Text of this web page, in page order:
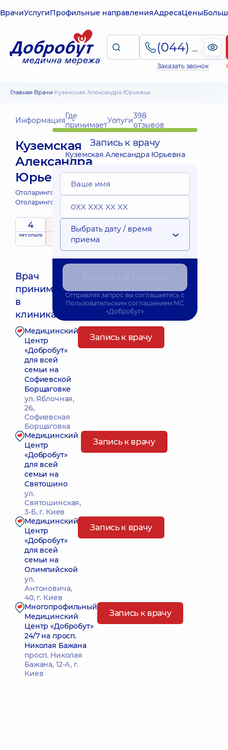
ВрачиУслугиПрофильные направленияАдресаЦены
(044) 495-2-888
Заказать звонок
Главная Врачи Куземская Александра Юрьевна
ИнформацияГде
принимаетУслуги398
отзывов
Куземская
Александра
Юрьевна
Отоларинголог;
Отоларинголог детский;
4
лет опыта
5 / 5
на основе
398 отзывов
Врач
принимает
в
клиниках:
Ближайшее время приема: Завтра о 09:00
Медицинский
Центр
«Добробут»
для всей
семьи на
Софиевской
Борщаговке
ул. Яблочная,
26,
Софиевская
Борщаговка
Запись к врачу
Медицинский
Центр
«Добробут»
для всей
семьи на
Святошино
ул.
Святошинская,
3-Б, г. Киев
Запись к врачу
Медицинский
Центр
«Добробут»
для всей
семьи на
Олимпийской
ул.
Антоновича,
40, г. Киев
Запись к врачу
Многопрофильный
Медицинский
Центр «Добробут»
24/7 на просп.
Николая Бажана
просп. Николая
Бажана, 12-А, г.
Киев
Запись к врачу
Запись к врачу
Куземская Александра Юрьевна
Выбрать дату / время
приема
Отправляя запрос вы соглашаетесь с
Пользовательским соглашением МС
«Добробут»